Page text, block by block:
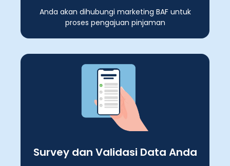
Anda akan dihubungi marketing BAF untuk
proses pengajuan pinjaman
Survey dan Validasi Data Anda